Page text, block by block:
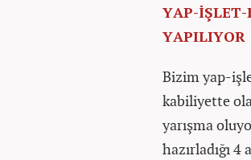
YAP-İŞLET-
YAPILIYOR
Bizim yap-
kabiliyette
yarışma
hazırladığı